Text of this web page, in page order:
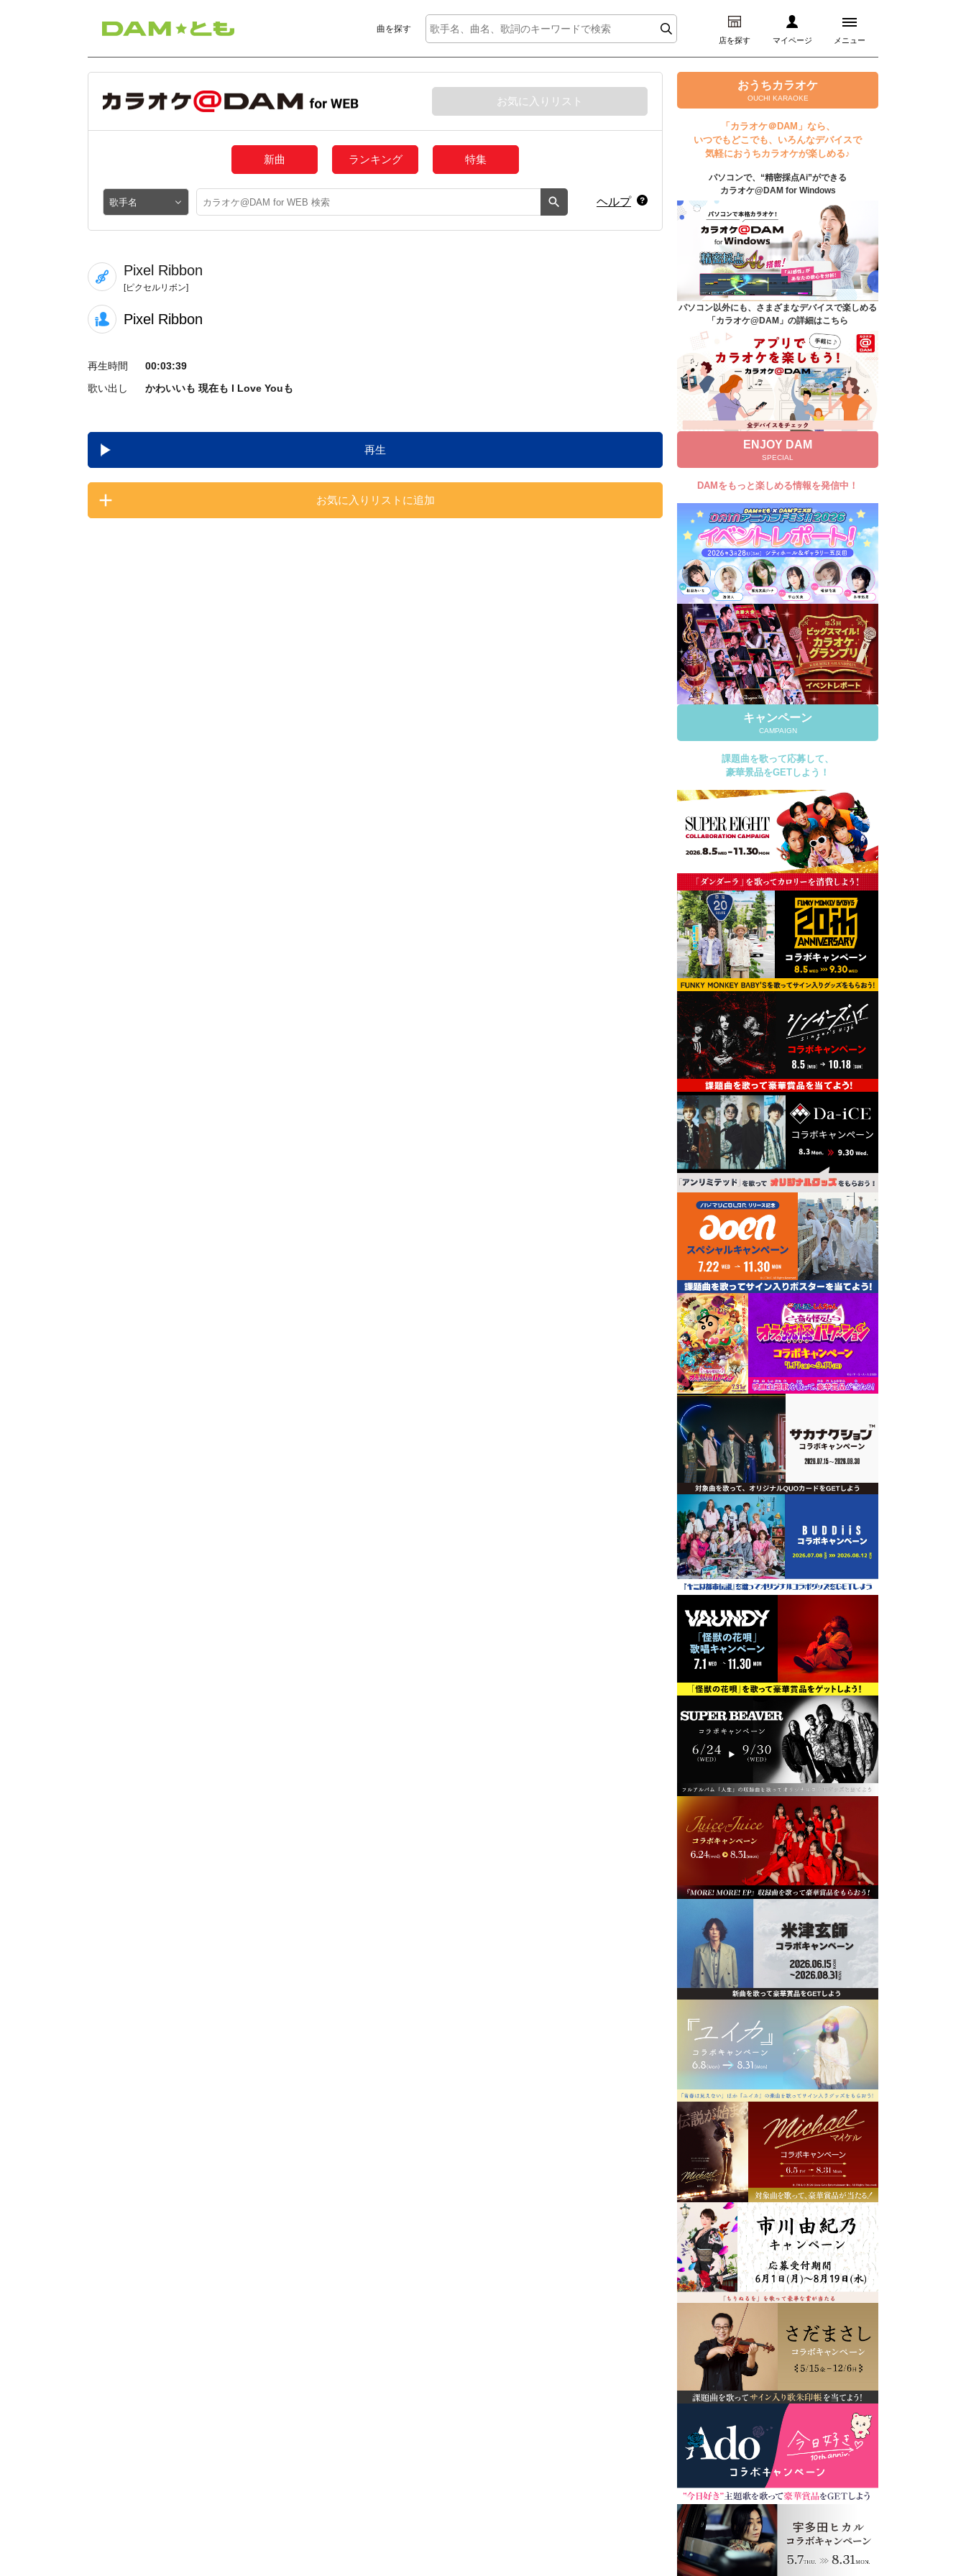
曲を探す
店を探す マイページ メニュー
ログイン
マイページ
プレミアムサービス
DAM★とも動画
DAM★とも録音
カラオケ＠DAM
ユーザー検索
キャンペーン
よくあるご質問
DAMの新曲・ランキングなど
カラオケ最新情報をチェック！
自宅でカラオケ歌い放題！
家族や友達と一緒に！練習にも！
お気に入りリスト
新曲 ランキング 特集
ヘルプ
Pixel Ribbon
[ピクセルリボン]
Pixel Ribbon
再生時間
00:03:39
歌い出し
かわいいも 現在も I Love Youも
再生
お気に入りリストに追加
おうちカラオケ
OUCHI KARAOKE
「カラオケ＠DAM」なら、
いつでもどこでも、いろんなデバイスで
気軽におうちカラオケが楽しめる♪
パソコンで、“精密採点Ai”ができる
カラオケ@DAM for Windows
パソコン以外にも、さまざまなデバイスで楽しめる
「カラオケ@DAM」の詳細はこちら
ENJOY DAM
SPECIAL
DAMをもっと楽しめる情報を発信中！
キャンペーン
CAMPAIGN
課題曲を歌って応募して、
豪華景品をGETしよう！